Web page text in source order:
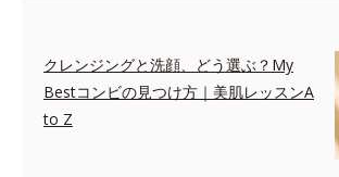
クレンジングと洗顔、どう選ぶ？My
Bestコンビの見つけ方｜美肌レッスンA
to Z